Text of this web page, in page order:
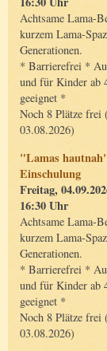
Achtsame Lama-
kurzem Lama-
Generationen.
* Barrierefrei *
und für Kinder ab
geeignet *
Noch 8 Plätze frei
03.08.2026)
"Lamas
Einschulung
Freitag,
16:30 Uhr
Achtsame Lama-
kurzem Lama-
Generationen.
* Barrierefrei *
und für Kinder ab
geeignet *
Noch 8 Plätze frei
03.08.2026)